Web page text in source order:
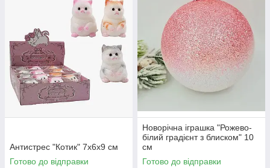
Антистрес "Котик" 7х6х9 см
Готово до відправки
Новорічна іграшка "Рожево-
білий градієнт з блиском" 10
см
Готово до відправки